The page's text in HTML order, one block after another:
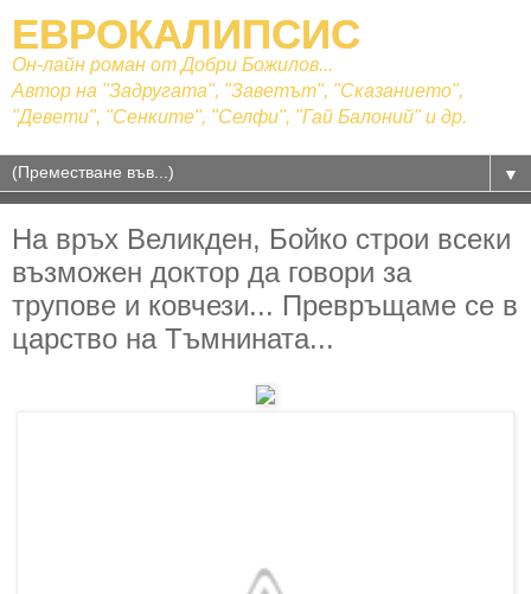
ЕВРОКАЛИПСИС
Он-лайн роман от Добри Божилов...
Автор на "Задругата", "Заветът", "Сказанието",
"Девети", "Сенките", "Селфи", "Гай Балоний" и др.
▼
На връх Великден, Бойко строи всеки
възможен доктор да говори за
трупове и ковчези... Превръщаме се в
царство на Тъмнината...